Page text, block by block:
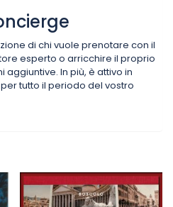
di chi vuole prenotare con il
esperto o arricchire il proprio
In più, è attivo in
tutto il periodo del vostro